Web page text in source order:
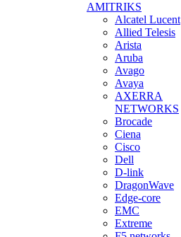
AMITRIKS
Alcatel Lucent
Allied Telesis
Arista
Aruba
Avago
Avaya
AXERRA
NETWORKS
Brocade
Ciena
Cisco
Dell
D-link
DragonWave
Edge-core
EMC
Extreme